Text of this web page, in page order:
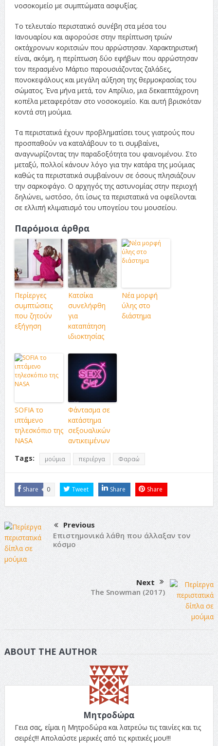
νοσοκομείο με συμπτώματα ασφυξίας.
Το τελευταίο περιστατικό συνέβη στα μέσα του
Ιανουαρίου και αφορούσε στην περίπτωση τριών
οκτάχρονων κοριτσιών που αρρώστησαν. Χαρακτηριστική
είναι, ακόμη, η περίπτωση δύο εφήβων που αρρώστησαν
τον περασμένο Μάρτιο παρουσιάζοντας ζαλάδες,
πονοκεφάλους και μεγάλη αύξηση της θερμοκρασίας του
σώματος. Ένα μήνα μετά, τον Απρίλιο, μια δεκαεπτάχρονη
κοπέλα μεταφερόταν στο νοσοκομείο. Και αυτή βρισκόταν
κοντά στη μούμια.
Τα περιστατικά έχουν προβληματίσει τους γιατρούς που
προσπαθούν να καταλάβουν το τι συμβαίνει,
αναγνωρίζοντας την παραδοξότητα του φαινομένου. Στο
μεταξύ, πολλοί κάνουν λόγο για την κατάρα της μούμιας
καθώς τα περιστατικά συμβαίνουν σε όσους πλησιάζουν
την σαρκοφάγο. Ο αρχηγός της αστυνομίας στην περιοχή
δηλώνει, ωστόσο, ότι ίσως τα περιστατικά να οφείλονται
σε ελλιπή κλιματισμό του υπογείου του μουσείου.
Παρόμοια άρθρα
Περίεργες
συμπτώσεις
που ζητούν
εξήγηση
Κατσίκα
συνελήφθη
για
καταπάτηση
ιδιοκτησίας
Νέα μορφή
ύλης στο
διάστημα
SOFIA το
ιπτάμενο
τηλεσκόπιο της
NASA
Φάντασμα σε
κατάστημα
σεξουαλικών
αντικειμένων
Tags:
μούμια περιέργα Φαραώ
Share 0 Tweet Share Share
Previous
Επιστημονικά λάθη που άλλαξαν τον
κόσμο
Next
The Snowman (2017)
ABOUT THE AUTHOR
Μητροδώρα
Γεια σας, είμαι η Μητροδώρα και λατρεύω τις ταινίες και τις
σειρές!!! Απολαύστε μερικές από τις κριτικές μου!!!